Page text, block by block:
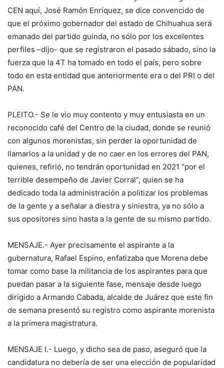
CEN aquí, José Ramón Enríquez, se dice convencido de
que el próximo gobernador del estado de Chihuahua será
emanado del partido guinda, no sólo por los excelentes
perfiles –dijo- que se registraron el pasado sábado, sino la
fuerza que la 4T ha tomado en todo el país, pero sobre
todo en esta entidad que anteriormente era o del PRI o del
PAN.
PLEITO.- Se le vio muy contento y muy entusiasta en un
reconocido café del Centro de la ciudad, donde se reunió
con algunos morenistas, sin perder la oportunidad de
llamarlos a la unidad y de no caer en los errores del PAN,
quienes, refirió, no tendrán oportunidad en 2021 “por el
terrible desempeño de Javier Corral”, quien se ha
dedicado toda la administración a politizar los problemas
de la gente y a señalar a diestra y siniestra, ya no sólo a
sus opositores sino hasta a la gente de su mismo partido.
MENSAJE.- Ayer precisamente el aspirante a la
gubernatura, Rafael Espino, enfatizaba que Morena debe
tomar como base la militancia de los aspirantes para que
puedan pasar a la siguiente fase, mensaje desde luego
dirigido a Armando Cabada, alcalde de Juárez que este fin
de semana presentó su registro como aspirante morenista
a la primera magistratura.
MENSAJE I.- Luego, y dicho sea de paso, aseguró que la
candidatura no debería de ser una elección de popularidad